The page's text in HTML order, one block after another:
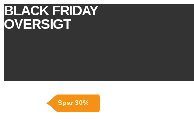
BLACK FRIDAY
OVERSIGT
Spar 30%